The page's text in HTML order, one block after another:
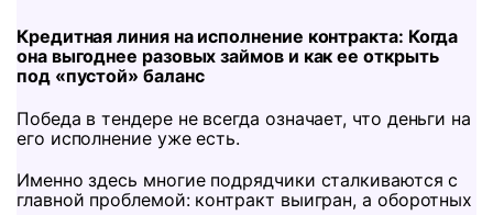
Кредитная линия на исполнение контракта: Когда
она выгоднее разовых займов и как ее открыть
под «пустой» баланс
Победа в тендере не всегда означает, что деньги на
его исполнение уже есть.
Именно здесь многие подрядчики сталкиваются с
главной проблемой: контракт выигран, а оборотных